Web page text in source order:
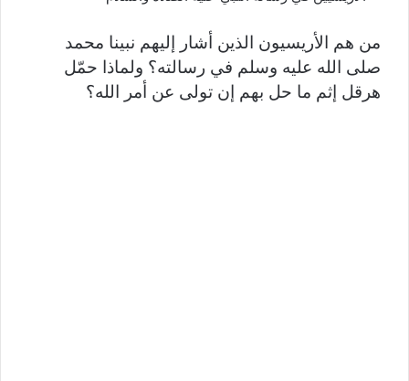
من هم الأريسيون الذين أشار إليهم نبينا محمد
صلى الله عليه وسلم في رسالته؟ ولماذا حمّل
هرقل إثم ما حل بهم إن تولى عن أمر الله؟